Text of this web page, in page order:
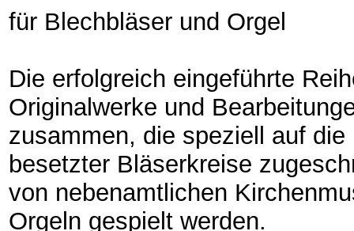
für Blechbläser und Orgel
Die erfolgreich eingeführte
Originalwerke und
zusammen, die speziell auf
besetzter Bläserkreise
von nebenamtlichen
Orgeln gespielt werden.